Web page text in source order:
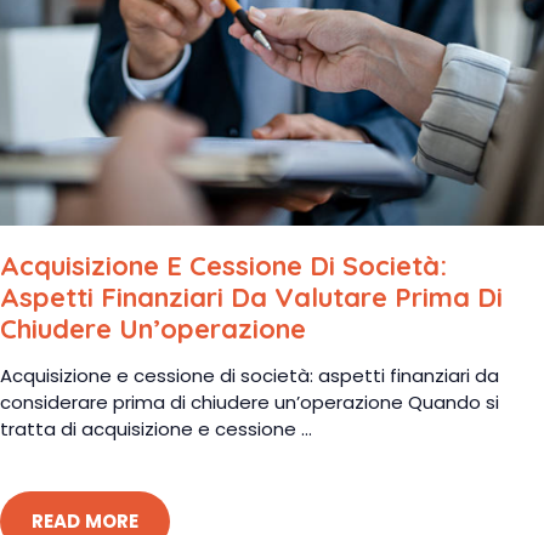
Acquisizione E Cessione Di Società:
Aspetti Finanziari Da Valutare Prima Di
Chiudere Un’operazione
Acquisizione e cessione di società: aspetti finanziari da
considerare prima di chiudere un’operazione Quando si
tratta di acquisizione e cessione ...
READ MORE